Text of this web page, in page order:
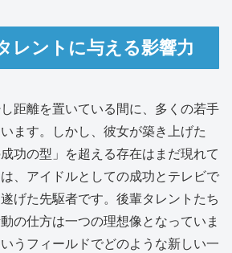
レントに与える影響力
距離を置いている間に、多くの若手
ます。しかし、彼女が築き上げた
功の型」を超える存在はまだ現れて
、アイドルとしての成功とテレビで
げた先駆者です。後輩タレントたち
の仕方は一つの理想像となっていま
うフィールドでどのような新しい一